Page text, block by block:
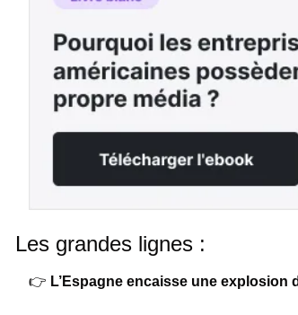
Les grandes lignes :
👉 L’Espagne encaisse une